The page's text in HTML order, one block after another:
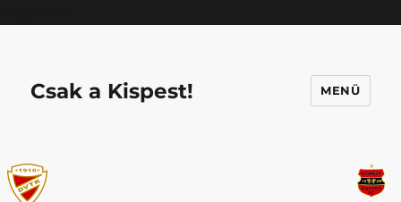
Csak a Kispest! MENÜ